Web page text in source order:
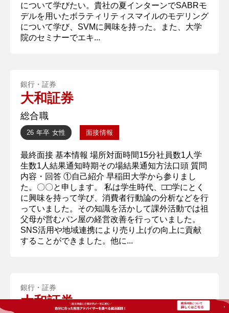
について学びたい。貴社の夏インターンでSABRモ
デルを用いたボラティリティスマイルのモデリング
について学び、SVMに興味を持った。また、大学
院のセミナーでエキ...
銀行・証券
大和証券
総合職
26 年卒 女性 面接情報
最終面接 基本情報 場所対面時間15分社員数1人学
生数1人結果通知時期その場結果通知方法口頭 質問
内容・回答 ①自己紹介 早稲田大学から参りまし
た。〇〇と申します。 私は学生時代、□□学にとく
に興味を持って学び、消費者行動論の分析などを行
っていました。その知識を活かして課外活動では祖
父母が営むパン屋の経営改善を行っていました。
SNS活用や地域連携により売り上げの向上に貢献
することができました。他に...
銀行・証券
大和証券